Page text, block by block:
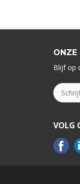
ONZE
Blijf op
VOLG